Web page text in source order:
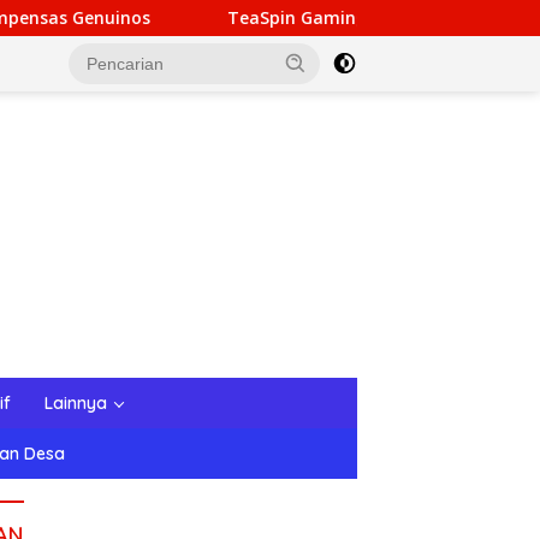
TeaSpin Gaming: Your Personal Gateway to Premium
Lainnya
Desa